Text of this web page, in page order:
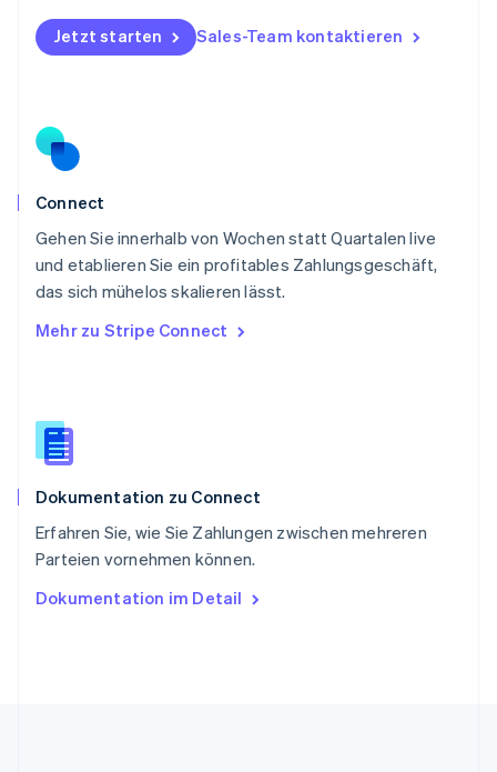
Jetzt starten Sales-Team kontaktieren
Connect
Gehen Sie innerhalb von Wochen statt Quartalen live
und etablieren Sie ein profitables Zahlungsgeschäft,
das sich mühelos skalieren lässt.
Mehr zu Stripe Connect
Dokumentation zu Connect
Erfahren Sie, wie Sie Zahlungen zwischen mehreren
Parteien vornehmen können.
Dokumentation im Detail
Polen
English
Portugal
Schweden
Svenska
Schweiz
Singapur
English简体中文
Slowakei
Slowenien
English
Spanien
Thailand
Tschechische Republik
English
English